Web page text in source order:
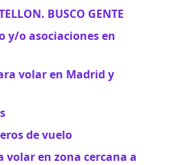
BUSCO GENTE
y/o asociaciones en
volar en Madrid y
de vuelo
volar en zona cercana a